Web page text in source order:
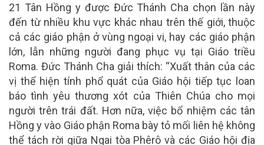
21 Tân Hồng y được Đức Thánh Cha chọn lần này
đến từ nhiều khu vực khác nhau trên thế giới, thuộc
cả các giáo phận ở vùng ngoại vi, hay các giáo phận
lớn, lẫn những người đang phục vụ tại Giáo triều
Roma. Đức Thánh Cha giải thích: “Xuất thân của các
vị thể hiện tính phổ quát của Giáo hội tiếp tục loan
báo tình yêu thương xót của Thiên Chúa cho mọi
người trên trái đất. Hơn nữa, việc bổ nhiệm các tân
Hồng y vào Giáo phận Roma bày tỏ mối liên hệ không
thể tách rời giữa Ngai tòa Phêrô và các Giáo hội địa